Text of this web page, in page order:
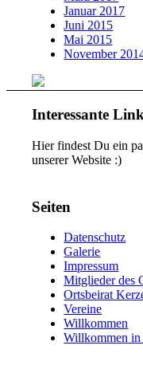
Januar 2017
Juni 2015
Mai 2015
November
Interessante
Hier findest Du ein
unserer Website :)
Seiten
Datenschutz
Galerie
Impressum
Mitglieder des
Ortsbeirat
Vereine
Willkommen
Willkommen